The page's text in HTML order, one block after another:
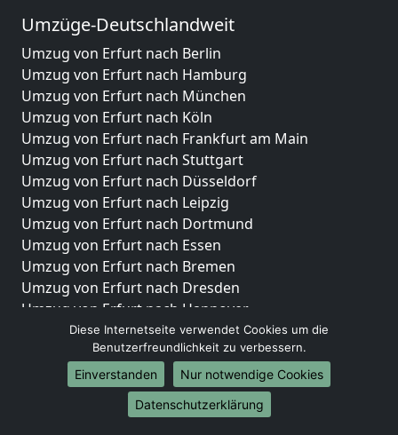
Umzüge-Deutschlandweit
Umzug von Erfurt nach Berlin
Umzug von Erfurt nach Hamburg
Umzug von Erfurt nach München
Umzug von Erfurt nach Köln
Umzug von Erfurt nach Frankfurt am Main
Umzug von Erfurt nach Stuttgart
Umzug von Erfurt nach Düsseldorf
Umzug von Erfurt nach Leipzig
Umzug von Erfurt nach Dortmund
Umzug von Erfurt nach Essen
Umzug von Erfurt nach Bremen
Umzug von Erfurt nach Dresden
Umzug von Erfurt nach Hannover
Umzug von Erfurt nach Nürnberg
Umzug von Erfurt nach Duisburg
Umzug von Erfurt nach Bochum
Umzug von Erfurt nach Wuppertal
Umzug von Erfurt nach Bielefeld
Diese Internetseite verwendet Cookies um die
Benutzerfreundlichkeit zu verbessern.
Einverstanden
Nur notwendige Cookies
Datenschutzerklärung